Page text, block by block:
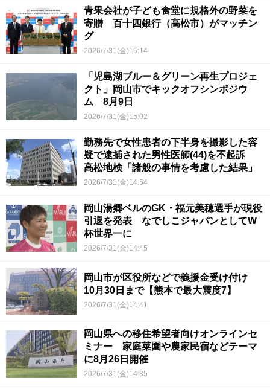
青果会社が子ども食堂に規格外の野菜を
寄贈 百十四銀行（高松市）がマッチン
グ
2026/7/31(金)15:14
「児島湖ブルー＆グリーン再生プロジェ
クト」岡山市でキックオフシンポジウ
ム 8月9日
2026/7/31(金)15:02
勤務先で女性患者の下半身を撮影した容
疑で逮捕された男性医師(44)を不起訴
高松地検「諸般の事情を考慮した結果」
2026/7/31(金)14:54
岡山湯郷ベルのGK・福元美穂選手が現役
引退を発表 なでしこジャパンとしてW
杯世界一に
2026/7/31(金)14:45
岡山市が区役所などで義援金受け付け
10月30日まで【熊本で最大震度7】
2026/7/31(金)14:41
岡山県への移住希望者向けオンラインセ
ミナー 家庭菜園や農家民宿などテーマ
に8月26日開催
2026/7/31(金)14:35